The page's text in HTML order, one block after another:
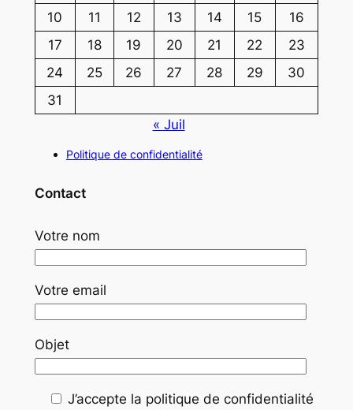
10
11 12 13 14 15
16
17
18 19 20 21 22
23
24
25 26 27 28 29
30
31
« Juil
Politique de confidentialité
Contact
Votre nom
Votre email
Objet
J’accepte la politique de confidentialité